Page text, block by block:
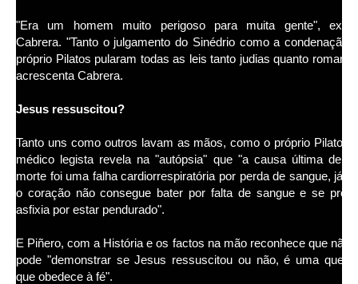
"Era um homem muito perigoso para muita gente",
Cabrera. "Tanto o julgamento do Sinédrio como a condenação
próprio Pilatos pularam todas as leis tanto judias quanto
acrescenta Cabrera.
Jesus ressuscitou?
Tanto uns como outros lavam as mãos, como o próprio Pilatos.
médico legista revela na "autópsia" que "a causa última de
morte foi uma falha cardiorrespiratória por perda de sangue, já
o coração não consegue bater por falta de sangue e se
asfixia por estar pendurado".
E Piñero, com a História e os factos na mão reconhece que não
pode "demonstrar se Jesus ressuscitou ou não, é uma
que obedece à fé".